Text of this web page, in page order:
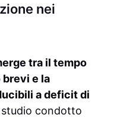
nei
tra il tempo
e la
a deficit di
studio condotto